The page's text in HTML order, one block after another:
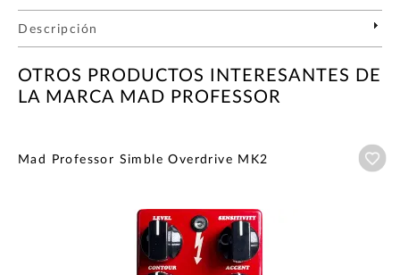
Descripción
OTROS PRODUCTOS INTERESANTES DE
LA MARCA MAD PROFESSOR
Mad Professor Simble Overdrive MK2